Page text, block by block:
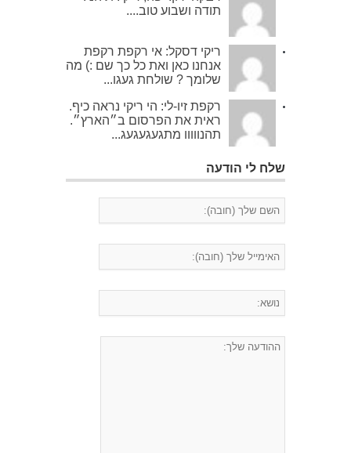
תודה ושבוע טוב....
ריקי דסקל: אי רקפת רקפת
אנחנו כאן ואת כל כך שם :) מה
שלומך ? שולחת געגו...
רקפת זיו-לי: הי ריקי נראה כיף.
ראית את הפרסום ב״הארץ״.
תהנווווו מתגעגעגעג...
שלח לי הודעה